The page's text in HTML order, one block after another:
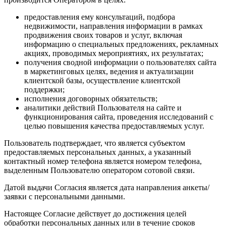
предоставления ему консультаций, подбора
недвижимости, направления информации в рамках
продвижения своих товаров и услуг, включая
информацию о специальных предложениях, рекламных
акциях, проводимых мероприятиях, их результатах;
получения сводной информации о пользователях сайта
в маркетинговых целях, ведения и актуализации
клиентской базы, осуществление клиентской
поддержки;
исполнения договорных обязательств;
аналитики действий Пользователя на сайте и
функционирования сайта, проведения исследований с
целью повышения качества предоставляемых услуг.
Пользователь подтверждает, что является субъектом
предоставляемых персональных данных, а указанный
контактный номер телефона является номером телефона,
выделенным Пользователю оператором сотовой связи.
Датой выдачи Согласия является дата направления анкеты/
заявки с персональными данными.
Настоящее Согласие действует до достижения целей
обработки персональных данных или в течение сроков